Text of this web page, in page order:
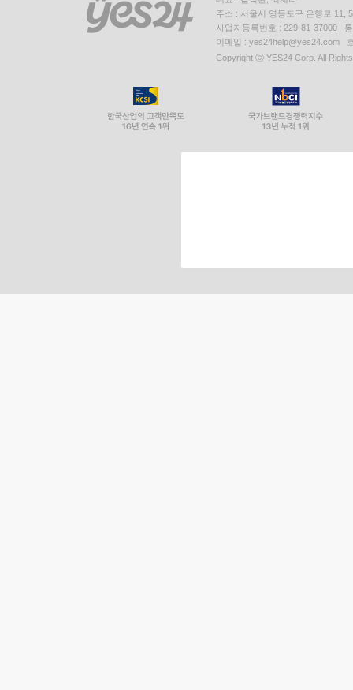
주소 : 서울시 영등포구 은행로 11,
사업자등록번호 : 229-81-37000
이메일 : yes24help@yes24.com
Copyright ⓒ YES24 Corp. All